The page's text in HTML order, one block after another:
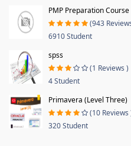
PMP Preparation Course
(943
6910 Student
spss
(1 Reviews )
4 Student
Primavera (Level Three)
(10 Reviews
320 Student